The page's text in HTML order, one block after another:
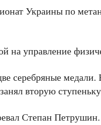
Украины по
на управление
серебряные
вторую
Степан